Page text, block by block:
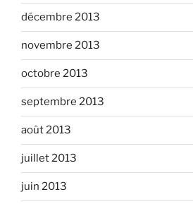
décembre 2013
novembre 2013
octobre 2013
septembre 2013
août 2013
juillet 2013
juin 2013